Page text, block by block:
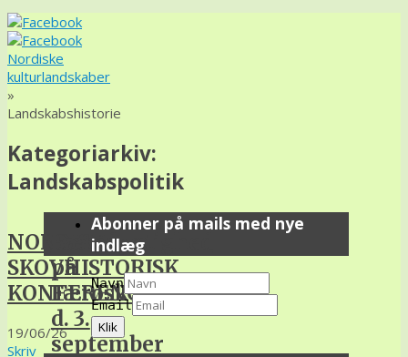
Nordiske
kulturlandskaber
»
Landskabshistorie
Kategoriarkiv:
Landskabspolitik
NORDISK
SKOVHISTORISK
KONFERENCE
19/06/26
Skriv
Bæredygtighed
på
Færøsk
d. 3.
september
Abonner på mails med nye
indlæg
Navn
Email